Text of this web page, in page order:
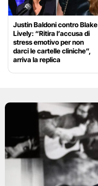
Justin Baldoni contro Blake
Lively: “Ritira l’accusa di
stress emotivo per non
darci le cartelle cliniche”,
arriva la replica